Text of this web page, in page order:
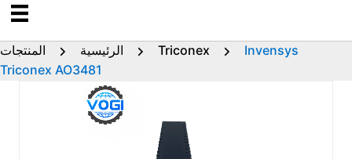
الرئيسية المنتجات Triconex
Invensys
Triconex AO3481